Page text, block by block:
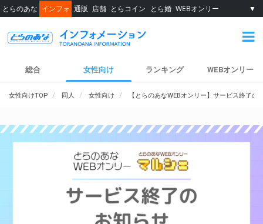
とらのあな インフォ 通販 店舗 とらコイン とら婚 WEBオンリー ▼
総合 女性向け ランキング WEBオンリー
女性向けTOP 同人 女性向け 【とらのあなWEBオンリー】サービス終了の